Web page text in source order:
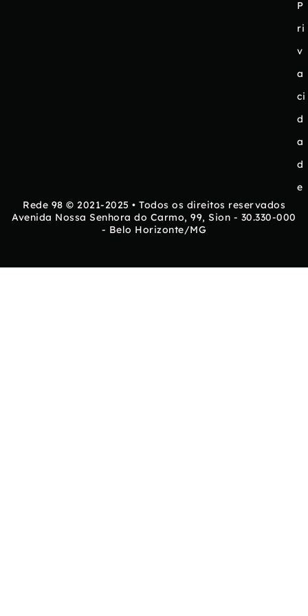
P
ri
v
a
ci
d
a
d
e
Rede 98 © 2021-2025 • Todos os direitos reservados
Avenida Nossa Senhora do Carmo, 99, Sion - 30.330-000
- Belo Horizonte/MG